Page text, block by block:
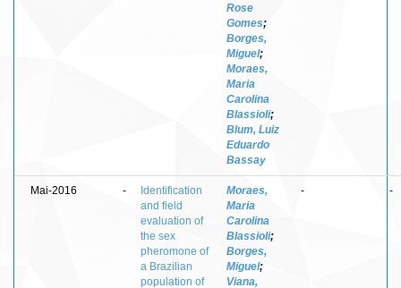
Rose
Gomes;
Borges,
Miguel;
Moraes,
Maria
Carolina
Blassioli;
Blum, Luiz
Eduardo
Bassay
Mai-2016 -
Identification
and field
evaluation of
the sex
pheromone of
a Brazilian
population of
Moraes,
Maria
Carolina
Blassioli;
Borges,
Miguel;
Viana,
- -